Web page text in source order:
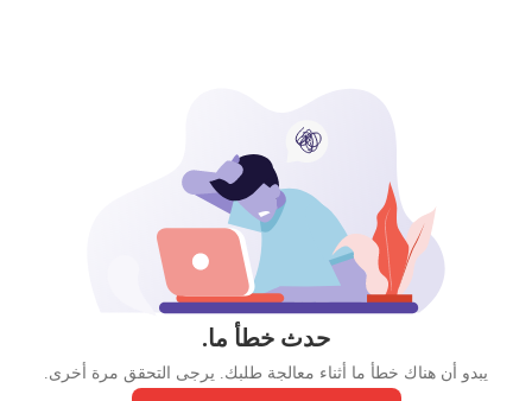
حدث خطأ ما.
يبدو أن هناك خطأ ما أثناء معالجة طلبك. يرجى التحقق مرة أخرى.